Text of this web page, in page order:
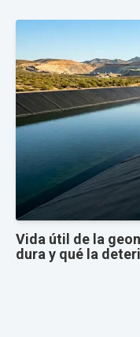
Vida útil de la
dura y qué la